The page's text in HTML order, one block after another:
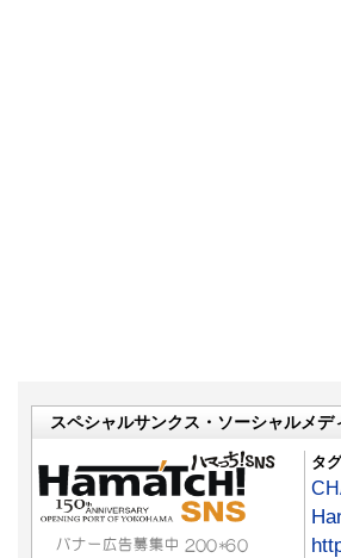
スペシャルサンクス・ソーシャルメデ
タグ